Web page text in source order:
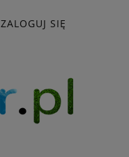
ZALOGUJ SIĘ